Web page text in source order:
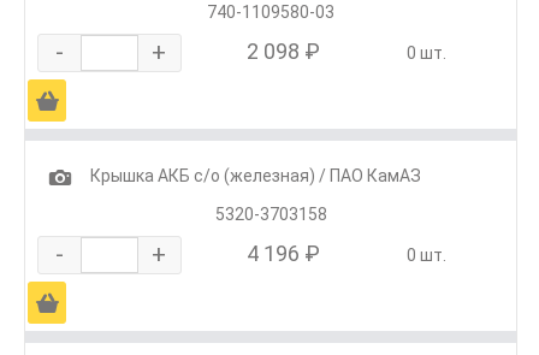
740-1109580-03
- + 2 098 ₽ 0 шт.
Ä
1
Крышка АКБ с/о (железная) / ПАО КамАЗ
5320-3703158
- + 4 196 ₽ 0 шт.
Ä